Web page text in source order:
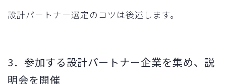
設計パートナー選定のコツは後述します。
3．参加する設計パートナー企業を集め、説
明会を開催